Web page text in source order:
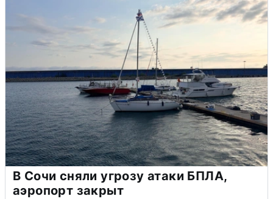
В Сочи сняли угрозу атаки БПЛА,
аэропорт закрыт